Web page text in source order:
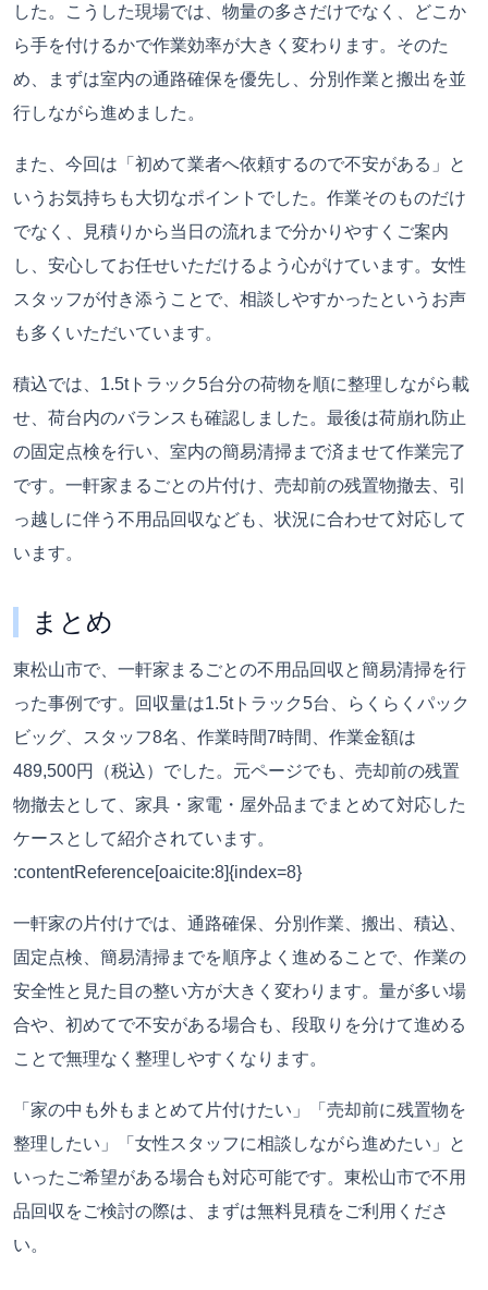
した。こうした現場では、物量の多さだけでなく、どこか
ら手を付けるかで作業効率が大きく変わります。そのた
め、まずは室内の通路確保を優先し、分別作業と搬出を並
行しながら進めました。
また、今回は「初めて業者へ依頼するので不安がある」と
いうお気持ちも大切なポイントでした。作業そのものだけ
でなく、見積りから当日の流れまで分かりやすくご案内
し、安心してお任せいただけるよう心がけています。女性
スタッフが付き添うことで、相談しやすかったというお声
も多くいただいています。
積込では、1.5tトラック5台分の荷物を順に整理しながら載
せ、荷台内のバランスも確認しました。最後は荷崩れ防止
の固定点検を行い、室内の簡易清掃まで済ませて作業完了
です。一軒家まるごとの片付け、売却前の残置物撤去、引
っ越しに伴う不用品回収なども、状況に合わせて対応して
います。
まとめ
東松山市で、一軒家まるごとの不用品回収と簡易清掃を行
った事例です。回収量は1.5tトラック5台、らくらくパック
ビッグ、スタッフ8名、作業時間7時間、作業金額は
489,500円（税込）でした。元ページでも、売却前の残置
物撤去として、家具・家電・屋外品までまとめて対応した
ケースとして紹介されています。
:contentReference[oaicite:8]{index=8}
一軒家の片付けでは、通路確保、分別作業、搬出、積込、
固定点検、簡易清掃までを順序よく進めることで、作業の
安全性と見た目の整い方が大きく変わります。量が多い場
合や、初めてで不安がある場合も、段取りを分けて進める
ことで無理なく整理しやすくなります。
「家の中も外もまとめて片付けたい」「売却前に残置物を
整理したい」「女性スタッフに相談しながら進めたい」と
いったご希望がある場合も対応可能です。東松山市で不用
品回収をご検討の際は、まずは無料見積をご利用くださ
い。